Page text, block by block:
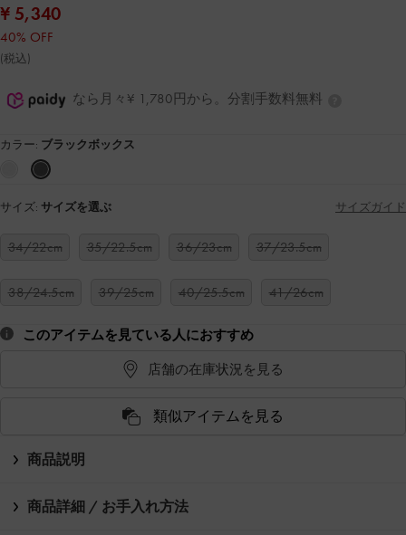
¥ 5,340
40% OFF
(税込)
なら月々¥ 1,780円から。分割手数料無料
カラー: ブラックボックス
サイズ: サイズを選ぶ サイズガイド
34/22cm 35/22.5cm 36/23cm 37/23.5cm
38/24.5cm 39/25cm 40/25.5cm 41/26cm
このアイテムを見ている人におすすめ
店舗の在庫状況を見る
類似アイテムを見る
商品説明
商品詳細 / お手入れ方法